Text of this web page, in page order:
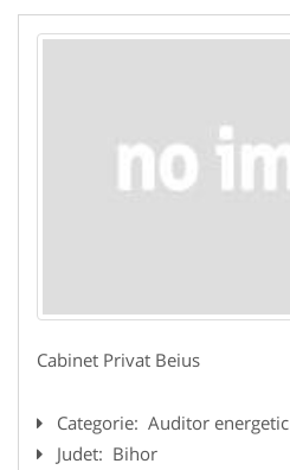
Cabinet Privat Beius
Categorie: Auditor energetic
Judet: Bihor